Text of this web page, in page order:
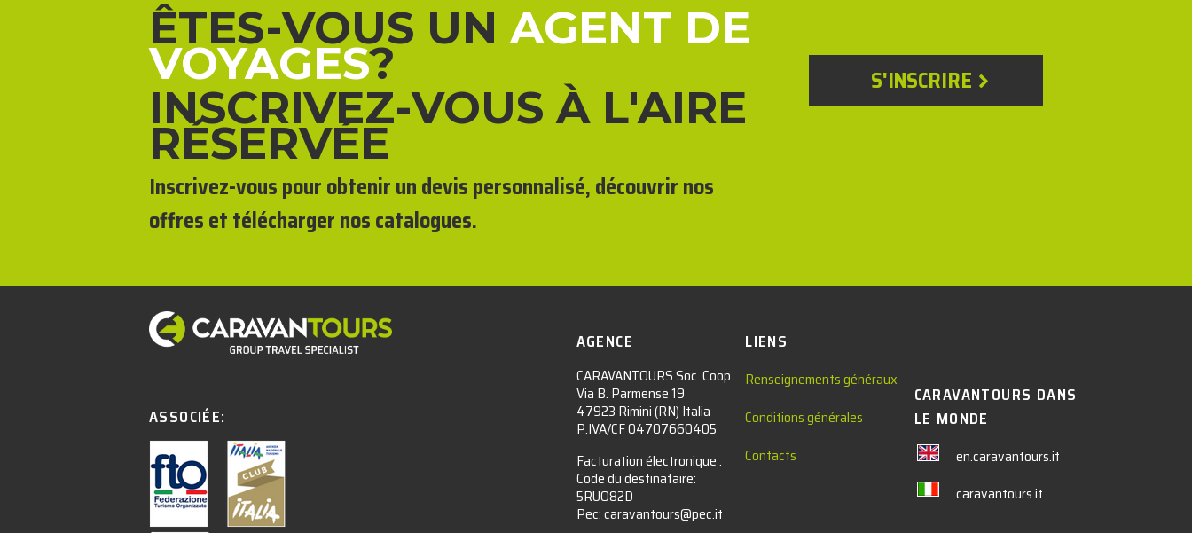
ÊTES-VOUS UNAGENT DE
VOYAGES?
INSCRIVEZ-VOUS À L'AIRE
RÉSERVÉE
Inscrivez-vous pour obtenir un devis personnalisé, découvrir nos
offres et télécharger nos catalogues.
S'INSCRIRE
ASSOCIÉE:
AGENCE
CARAVANTOURS Soc. Coop.
Via B. Parmense 19
47923 Rimini (RN) Italia
P.IVA/CF 04707660405
Facturation électronique :​
Code du destinataire:
5RUO82D
Pec: caravantours@pec.it
LIENS
Renseignements généraux
Conditions générales
Contacts
CARAVANTOURS DANS
LE MONDE
en.caravantours.it
caravantours.it